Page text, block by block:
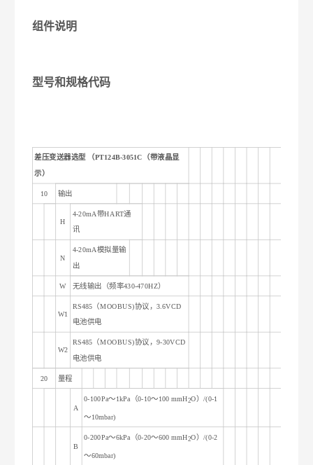
组件说明
型号和规格代码
差压变送器选型 （PT124B-3051C（带液晶显
示）
10 输出
H
4-20mA带HART通
讯
N
4-20mA模拟量输
出
W 无线输出（频率430-470HZ）
W1
RS485 （MOOBUS)协议，3.6VCD
电池供电
W2
RS485 （MOOBUS)协议，9-30VCD
电池供电
20 量程
A
0-100Pa～1kPa（0-10～100 mmH2O）/(0-1
～10mbar)
B
0-200Pa～6kPa（0-20～600 mmH2O）/(0-2
～60mbar)